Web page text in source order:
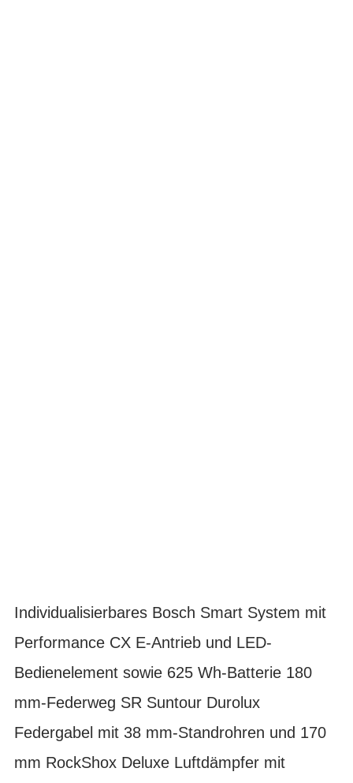
Individualisierbares Bosch Smart System mit
Performance CX E-Antrieb und LED-
Bedienelement sowie 625 Wh-Batterie 180
mm-Federweg SR Suntour Durolux
Federgabel mit 38 mm-Standrohren und 170
mm RockShox Deluxe Luftdämpfer mit